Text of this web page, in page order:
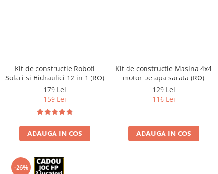
Kit de constructie Roboti
Solari si Hidraulici 12 in 1 (RO)
179 Lei
159 Lei
ADAUGA IN COS
Kit de constructie Masina 4x4
motor pe apa sarata (RO)
129 Lei
116 Lei
ADAUGA IN COS
-26%